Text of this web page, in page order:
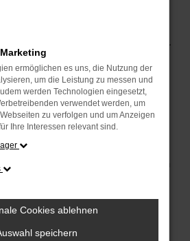
in Rotenburg ist Ihr
wenn es um
Wir bieten Ihnen nicht nur
geprüften Fahrzeugen,
Beratung, damit
Modell finden.
zusätzlichenServices
der bequemen
alten Fahrzeugs. Besuchen
Sie sich von der Qualität
wir Ihnen bieten!
ermöglichen es uns, die Nutzung der
um die Leistung zu messen und
werden Technologien eingesetzt,
verwendet werden, um
zu verfolgen und um Anzeigen
Ihre Interessen relevant sind.
Cookies ablehnen
speichern